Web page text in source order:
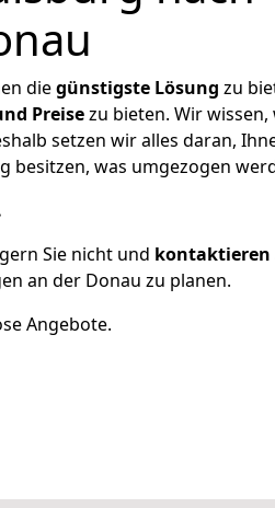
diegünstigste Lösung zu
Preisezu bieten. Wir wissen,
setzen wir alles daran,
besitzen, was umgezogen
Sie nicht und kontaktieren
an der Donau zu planen.
Angebote.